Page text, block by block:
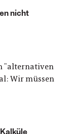
nicht
"alternativen
Wir müssen